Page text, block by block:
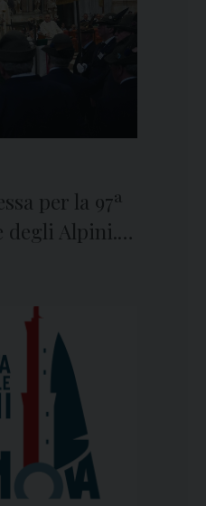
per la 97ª
degli Alpini.